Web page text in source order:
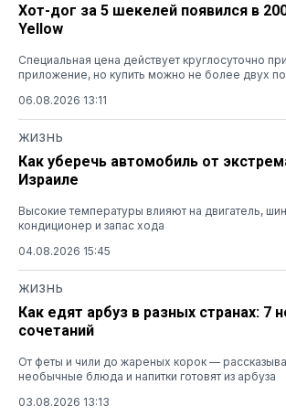
Хот-дог за 5 шекелей появился в
Yellow
Специальная цена действует круглосуточно
приложение, но купить можно не более двух
06.08.2026 13:11
ЖИЗНЬ
Как уберечь автомобиль от
Израиле
Высокие температуры влияют на двигатель,
кондиционер и запас хода
04.08.2026 15:45
ЖИЗНЬ
Как едят арбуз в разных странах: 7
сочетаний
От феты и чили до жареных корок —
необычные блюда и напитки готовят из арбуза
03.08.2026 13:13